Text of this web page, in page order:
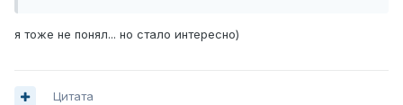
я тоже не понял... но стало интересно)
Цитата